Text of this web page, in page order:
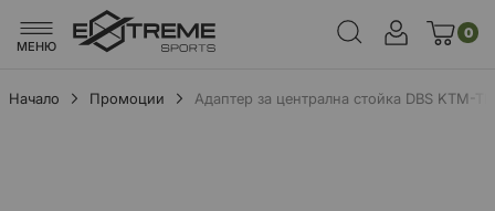
МЕНЮ
0
Начало Промоции
Адаптер за централна стойка DBS KTM-